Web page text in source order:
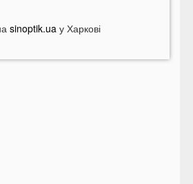
у СЗЧ
лучани продовжують
sinoptik.uaу Харкові